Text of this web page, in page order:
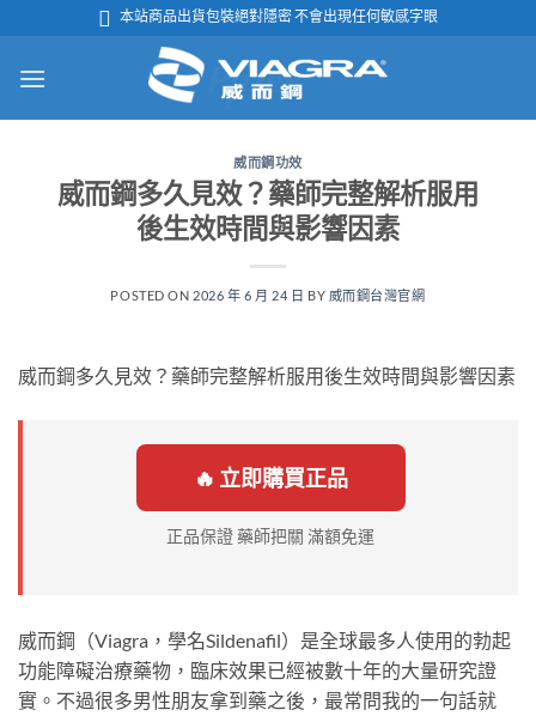
 本站商品出貨包裝絕對隱密 不會出現任何敏感字眼
威而鋼功效
威而鋼多久見效？藥師完整解析服用
後生效時間與影響因素
POSTED ON 2026 年 6 月 24 日 BY 威而鋼台灣官網
威而鋼多久見效？藥師完整解析服用後生效時間與影響因素
🔥 立即購買正品
正品保證 藥師把關 滿額免運
威而鋼（Viagra，學名Sildenafil）是全球最多人使用的勃起
功能障礙治療藥物，臨床效果已經被數十年的大量研究證
實。不過很多男性朋友拿到藥之後，最常問我的一句話就